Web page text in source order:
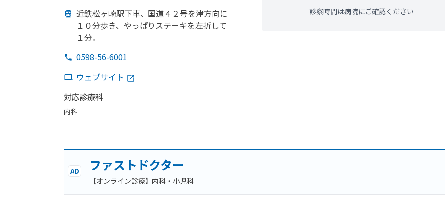
近鉄松ヶ崎駅下車、 国道４２号を津方向に
１０分歩き、 やっぱりステーキを左折して
１分。
0598-56-6001
ウェブサイト
対応診療科
内科
診察時間は病院にご確認ください
AD ファストドクター
【オンライン診療】内科・小児科